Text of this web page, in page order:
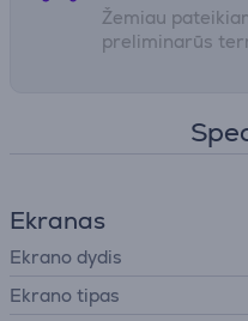
Žemiau
preliminarūs
Ekranas
Ekrano dydis
Ekrano tipas